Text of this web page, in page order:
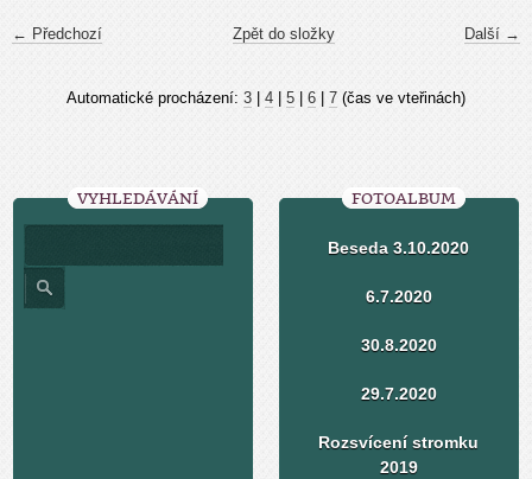
← Předchozí Další →
Zpět do složky
Automatické procházení: 3 4 5 6 7 (čas ve vteřinách)
VYHLEDÁVÁNÍ FOTOALBUM
Beseda 3.10.2020
6.7.2020
30.8.2020
29.7.2020
Rozsvícení stromku
2019